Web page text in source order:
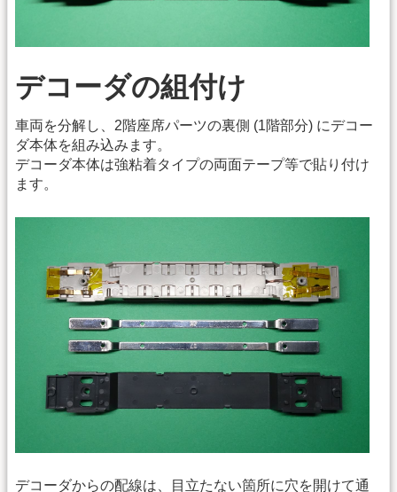
デコーダの組付け
車両を分解し、2階座席パーツの裏側 (1階部分) にデコー
ダ本体を組み込みます。
デコーダ本体は強粘着タイプの両面テープ等で貼り付け
ます。
デコーダからの配線は、目立たない箇所に穴を開けて通